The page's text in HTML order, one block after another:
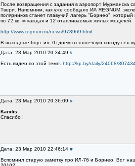
После возвращения с задания в аэропорт Мурманска
Твери. Напомним, как уже сообщало ИА REGNUM,
полярников станет плавучий лагерь "Борнео",
по 72 кв. м каждая и 12 отапливаемых жилых модулей.
http://www.regnum.ru/news/973969.html
В выходные борт ил-76 днём в солнечную погоду сел
Дата: 23 Мар 2010 20:34:49 #
Есть видео по этой теме. http://kp.by/daily/24068/
Дата: 23 Мар 2010 20:36:09 #
Kandis
Спасибо !
Дата: 23 Мар 2010 22:46:14 #
Вспомнил старую заметку про ИЛ-76 и Борнео. Вот